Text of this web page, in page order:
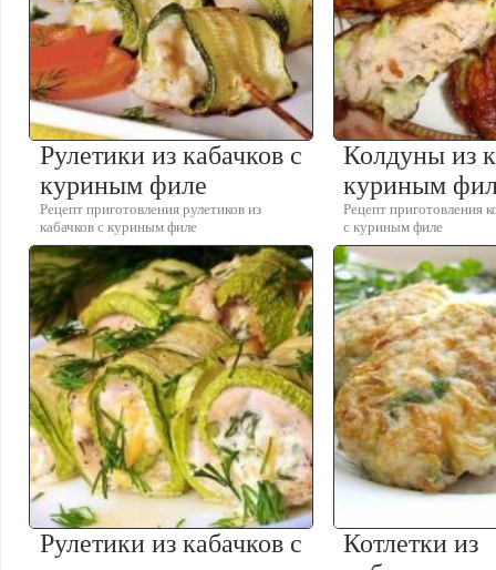
Рулетики из кабачков с
куриным филе
Рецепт приготовления рулетиков из
кабачков с куриным филе
Колдуны из
куриным
Рецепт приготовления
с куриным филе
Рулетики из кабачков с
Котлетки из